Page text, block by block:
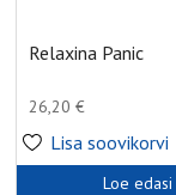
Relaxina Panic
26,20€
Lisa soovikorvi
Loe edasi